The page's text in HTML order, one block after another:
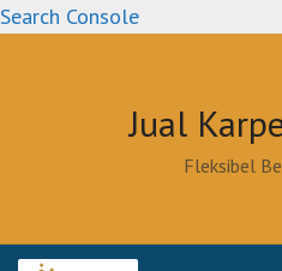
Search ConsoleLangsung
Jual
Fleksibel